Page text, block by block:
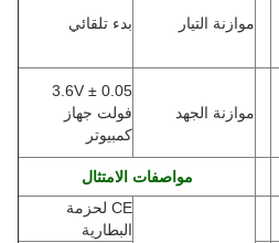
موازنة التيار بدء تلقائي
موازنة الجهد
3.6V ± 0.05
فولت جهاز
كمبيوتر
مواصفات الامتثال
CE لحزمة
البطارية